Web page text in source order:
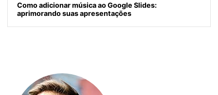
Como adicionar música ao Google Slides:
aprimorando suas apresentações